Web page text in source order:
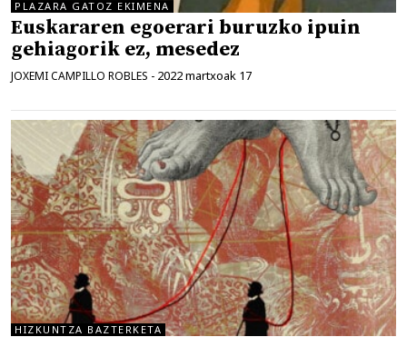
PLAZARA GATOZ EKIMENA
Euskararen egoerari buruzko ipuin
gehiagorik ez, mesedez
JOXEMI CAMPILLO ROBLES - 2022 martxoak 17
HIZKUNTZA BAZTERKETA